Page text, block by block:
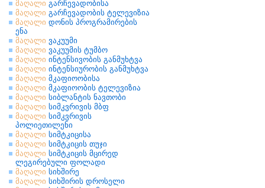
მაღალი გარჩევადობისა
მაღალი გარჩევადობის ტელევიზია
მაღალი დონის პროგრამირების
ენა
მაღალი ვაკუუმი
მაღალი ვაკუუმის ტუმბო
მაღალი ინტენსივობის განმუხტვა
მაღალი ინტენსიურობის განმუხტვა
მაღალი მკაფიოობისა
მაღალი მკაფიოობის ტელევიზია
მაღალი სიბლანტის ნავთობი
მაღალი სიმკვრივის მბფ
მაღალი სიმკვრივის
პოლიეთილენი
მაღალი სიმტკიცისა
მაღალი სიმტკიცის თუჯი
მაღალი სიმტკიცის მცირედ
ლეგირებული ფოლადი
მაღალი სიხშირე
მაღალი სიხშირის დროსელი